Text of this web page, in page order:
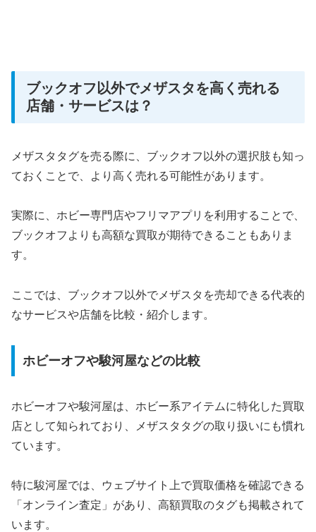
ブックオフ以外でメザスタを高く売れる
店舗・サービスは？
メザスタタグを売る際に、ブックオフ以外の選択肢も知っ
ておくことで、より高く売れる可能性があります。
実際に、ホビー専門店やフリマアプリを利用することで、
ブックオフよりも高額な買取が期待できることもありま
す。
ここでは、ブックオフ以外でメザスタを売却できる代表的
なサービスや店舗を比較・紹介します。
ホビーオフや駿河屋などの比較
ホビーオフや駿河屋は、ホビー系アイテムに特化した買取
店として知られており、メザスタタグの取り扱いにも慣れ
ています。
特に駿河屋では、ウェブサイト上で買取価格を確認できる
「オンライン査定」があり、高額買取のタグも掲載されて
います。